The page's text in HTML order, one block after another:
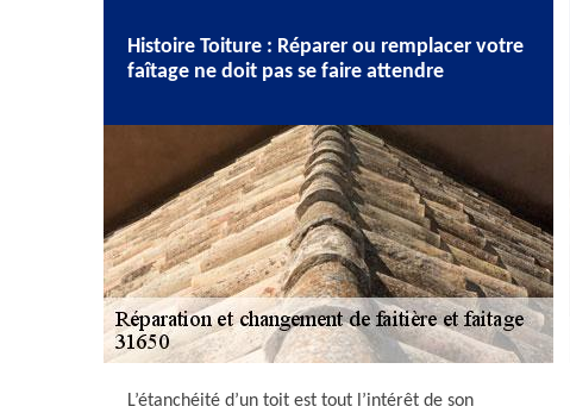
Histoire Toiture : Réparer ou remplacer votre
faîtage ne doit pas se faire attendre
L’étanchéité d’un toit est tout l’intérêt de son